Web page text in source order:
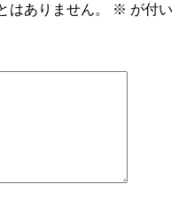
はありません。 ※ が付い